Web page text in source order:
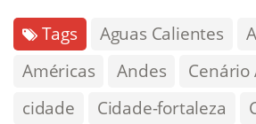
Tags Aguas Calientes
Américas
Andes
Cenário
cidade
Cidade-fortaleza